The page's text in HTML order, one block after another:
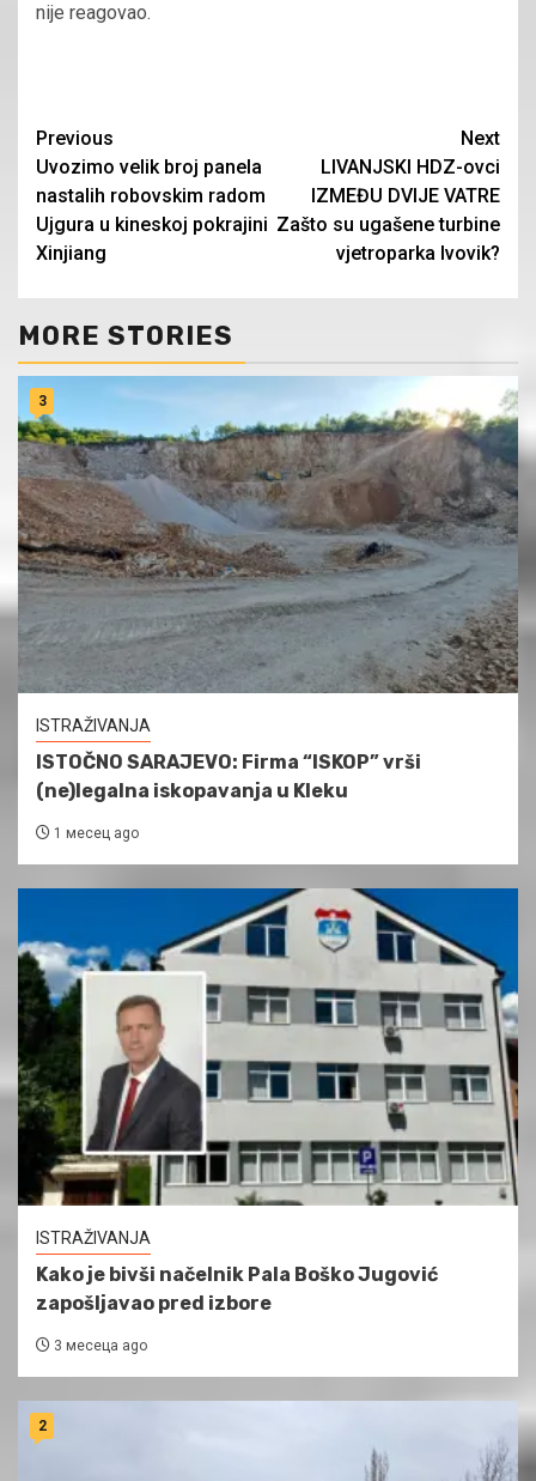
nije reagovao.
Continue
Reading
Previous
Uvozimo velik broj panela
nastalih robovskim radom
Ujgura u kineskoj pokrajini
Xinjiang
Next
LIVANJSKI HDZ-ovci
IZMEĐU DVIJE VATRE
Zašto su ugašene turbine
vjetroparka Ivovik?
MORE STORIES
3
ISTRAŽIVANJA
ISTOČNO SARAJEVO: Firma “ISKOP” vrši
(ne)legalna iskopavanja u Kleku
1 месец ago
ISTRAŽIVANJA
Kako je bivši načelnik Pala Boško Jugović
zapošljavao pred izbore
3 месеца ago
2